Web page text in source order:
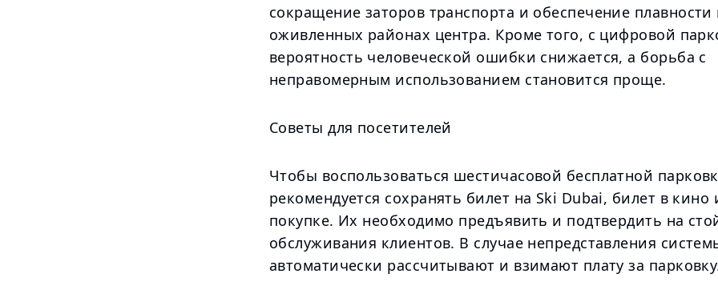
сокращение заторов транспорта и обеспечение плавности
оживленных районах центра. Кроме того, с цифровой
вероятность человеческой ошибки снижается, а борьба с
неправомерным использованием становится проще.
Советы для посетителей
Чтобы воспользоваться шестичасовой бесплатной
рекомендуется сохранять билет на Ski Dubai, билет в кино
покупке. Их необходимо предъявить и подтвердить на
обслуживания клиентов. В случае непредставления
автоматически рассчитывают и взимают плату за